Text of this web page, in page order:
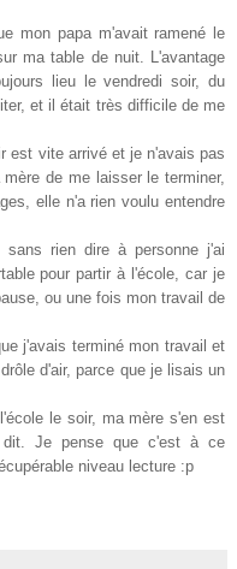
mon papa m'avait ramené le
ma table de nuit. L'avantage
lieu le vendredi soir, du
et il était très difficile de me
est vite arrivé et je n'avais pas
de me laisser le terminer,
elle n'a rien voulu entendre
sans rien dire à personne j'ai
pour partir à l'école, car je
ou une fois mon travail de
j'avais terminé mon travail et
d'air, parce que je lisais un
le soir, ma mère s'en est
dit. Je pense que c'est à ce
niveau lecture :p